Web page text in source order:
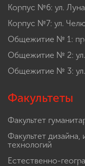
Корпус №6: ул.
Корпус №7: ул.
Общежитие № 1: пр.
Общежитие № 2: ул.
Общежитие № 3:
Факультеты
Факультет
Факультет
технологий
Естественно-